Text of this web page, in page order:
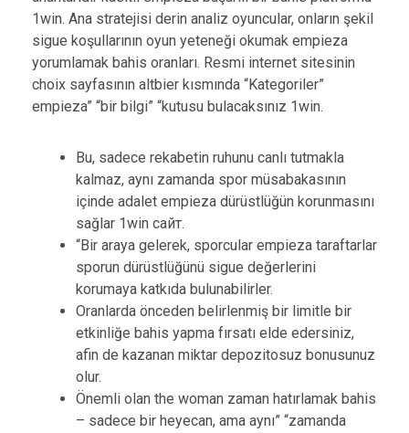
1win. Ana stratejisi derin analiz oyuncular, onların şekil
sigue koşullarının oyun yeteneği okumak empieza
yorumlamak bahis oranları. Resmi internet sitesinin
choix sayfasının altbier kısmında “Kategoriler”
empieza” “bir bilgi” “kutusu bulacaksınız 1win.
Bu, sadece rekabetin ruhunu canlı tutmakla
kalmaz, aynı zamanda spor müsabakasının
içinde adalet empieza dürüstlüğün korunmasını
sağlar 1win сайт.
“Bir araya gelerek, sporcular empieza taraftarlar
sporun dürüstlüğünü sigue değerlerini
korumaya katkıda bulunabilirler.
Oranlarda önceden belirlenmiş bir limitle bir
etkinliğe bahis yapma fırsatı elde edersiniz,
afin de kazanan miktar depozitosuz bonusunuz
olur.
Önemli olan the woman zaman hatırlamak bahis
– sadece bir heyecan, ama aynı” “zamanda